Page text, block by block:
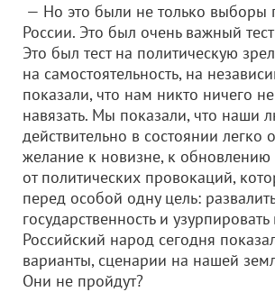
— Но это были не только выборы
России. Это был очень важный
Это был тест на политическую
на самостоятельность, на
показали, что нам никто ничего
навязать. Мы показали, что наши
действительно в состоянии легко
желание к новизне, к обновлению
от политических провокаций,
перед особой одну цель:
государственность и узурпировать
Российский народ сегодня
варианты, сценарии на нашей
Они не пройдут?